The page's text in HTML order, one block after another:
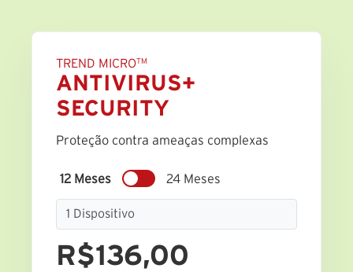
TREND MICROTM
ANTIVIRUS+
SECURITY
Proteção contra ameaças complexas
12 Meses 24 Meses
R$136,00